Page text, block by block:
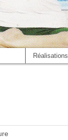
Réalisations